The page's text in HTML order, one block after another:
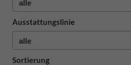
Ausstattungslinie
Sortierung